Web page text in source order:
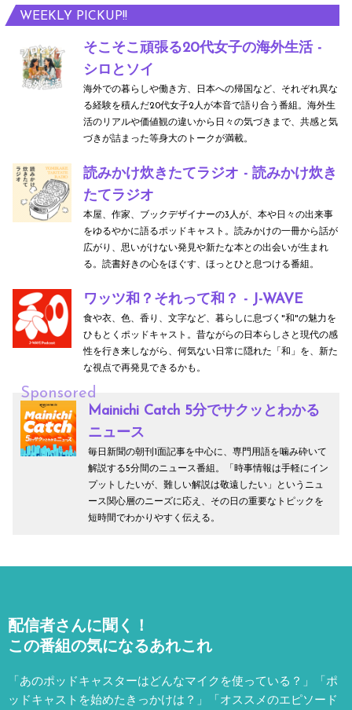
WEEKLY PICKUP!!
そこそこ頑張る20代女子の海外生活 -
シロとソイ
海外での暮らしや働き方、日本への帰国など、それぞれ異な
る経験を積んだ20代女子2人が本音で語り合う番組。海外生
活のリアルや価値観の違いから日々の気づきまで、共感と気
づきが詰まった等身大のトークが満載。
読みかけ炊きたてラジオ - 読みかけ炊き
たてラジオ
本屋、作家、ブックデザイナーの3人が、本や日々の出来事
をゆるやかに語るポッドキャスト。読みかけの一冊から話が
広がり、思いがけない発見や新たな本との出会いが生まれ
る。読書好きの心をほぐす、ほっとひと息つける番組。
ワッツ和？それって和？ - J-WAVE
食や衣、色、香り、文字など、暮らしに息づく"和"の魅力を
ひもとくポッドキャスト。昔ながらの日本らしさと現代の感
性を行き来しながら、何気ない日常に隠れた「和」を、新た
な視点で再発見できるかも。
Sponsored
Mainichi Catch 5分でサクッとわかる
ニュース
毎日新聞の朝刊1面記事を中心に、専門用語を噛み砕いて
解説する5分間のニュース番組。「時事情報は手軽にイン
プットしたいが、難しい解説は敬遠したい」というニュ
ース関心層のニーズに応え、その日の重要なトピックを
短時間でわかりやすく伝える。
配信者さんに聞く！
この番組の気になるあれこれ
「あのポッドキャスターはどんなマイクを使っている？」「ポ
ッドキャストを始めたきっかけは？」「オススメのエピソード